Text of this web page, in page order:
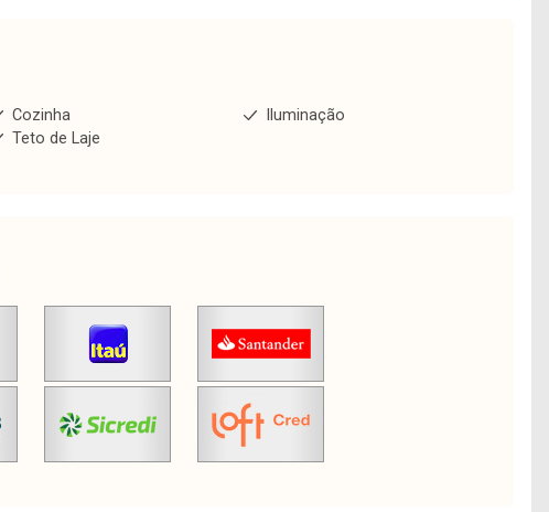
Cozinha
Iluminação
Teto de Laje